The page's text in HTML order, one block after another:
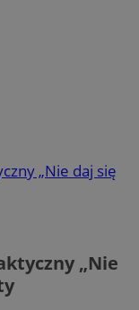
„Nie daj się
„Nie